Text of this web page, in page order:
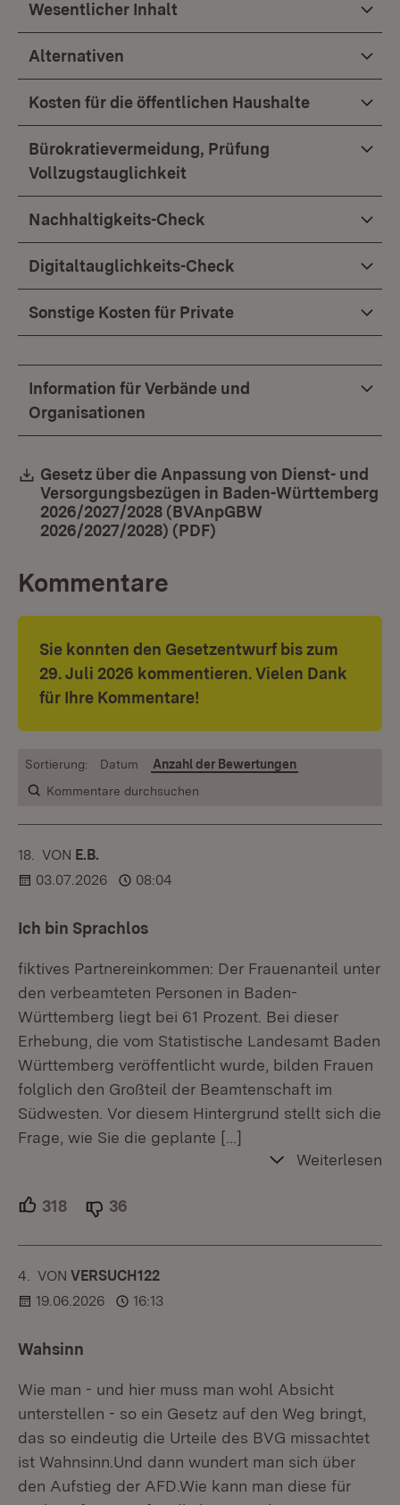
Wesentlicher Inhalt
Alternativen
Kosten für die öffentlichen Haushalte
Bürokratievermeidung, Prüfung
Vollzugstauglichkeit
Nachhaltigkeits-Check
Digitaltauglichkeits-Check
Sonstige Kosten für Private
Information für Verbände und
Organisationen
Download:
Gesetz über die Anpassung von Dienst- und
Versorgungsbezügen in Baden-Württemberg
2026/2027/2028 (BVAnpGBW
2026/2027/2028) (PDF)
Kommentare
Sie konnten den Gesetzentwurf bis zum
29. Juli 2026 kommentieren. Vielen Dank
für Ihre Kommentare!
Kommentare durchsuchen
Sortierung: Datum Anzahl der Bewertungen
18. KOMMENTAR
VON :E.B.
03.07.2026
08:04
Ich bin Sprachlos
fiktives Partnereinkommen: Der Frauenanteil unter
den verbeamteten Personen in Baden-
Württemberg liegt bei 61 Prozent. Bei dieser
Erhebung, die vom Statistische Landesamt Baden
Württemberg veröffentlicht wurde, bilden Frauen
folglich den Großteil der Beamtenschaft im
Südwesten. Vor diesem Hintergrund stellt sich die
Frage, wie Sie die geplante […]
Weiterlesen
318 Unterstützer.
36
4. KOMMENTAR
VON :VERSUCH122
19.06.2026
16:13
Wahsinn
Wie man - und hier muss man wohl Absicht
unterstellen - so ein Gesetz auf den Weg bringt,
das so eindeutig die Urteile des BVG missachtet
ist Wahnsinn.Und dann wundert man sich über
den Aufstieg der AFD.Wie kann man diese für